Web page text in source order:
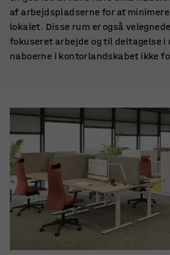
af arbejdspladserne for at
lokalet. Disse rum er også
fokuseret arbejde og til deltagelse i
naboerne i kontorlandskabet ikke